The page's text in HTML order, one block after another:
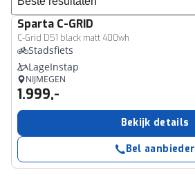
Sorteer resultaten
Sparta C-GRID
C-Grid D51 black matt 400wh
Stadsfiets
LageInstap
NIJMEGEN
1.999,-
Bekijk details
Bel aanbieder